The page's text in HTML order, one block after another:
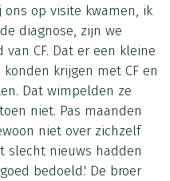
op visite kwamen, ik
diagnose, zijn we
CF. Dat er een kleine
krijgen met CF en
Dat wimpelden ze
niet. Pas maanden
niet over zichzelf
slecht nieuws hadden
bedoeld.' De broer